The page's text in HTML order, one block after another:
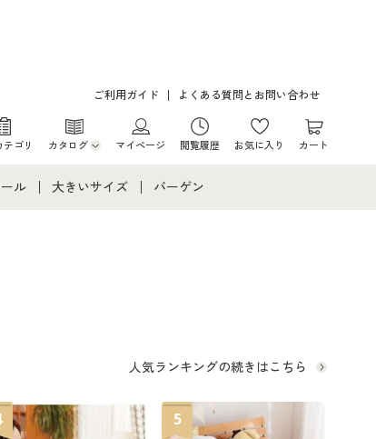
ご利用ガイド よくある質問とお問い合わせ
ゴリ カタログ
ログ・チラシからのご注文
マイページ 閲覧履歴 お気に入り カート
ル 大きいサイズ
大きいサイズ メンズ
大きいサイズ 事務・制服
バーゲン
人気ランキングの続きはこちら
5